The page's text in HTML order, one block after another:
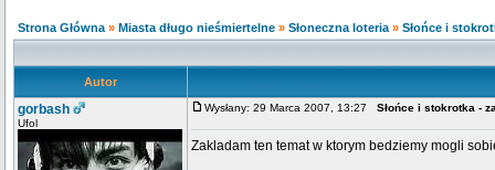
Strona Główna » Miasta długo nieśmiertelne » Słoneczna loteria » Słońce i
Autor
gorbash
Ufol
Wysłany: 29 Marca 2007, 13:27 Słońce i stokrotka -
Zakladam ten temat w ktorym bedziemy mogli